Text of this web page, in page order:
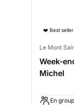
❤️ Best seller
Le Mont
Week-
Michel
En